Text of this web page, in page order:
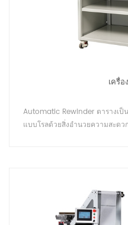
เครื่
Automatic Rewinder ตารางเป็
แบบโรลด้วยสิ่งอำนวยความสะดว